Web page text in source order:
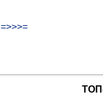
=>>>=